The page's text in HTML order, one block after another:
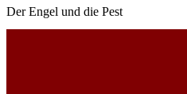
Der Engel und die Pest